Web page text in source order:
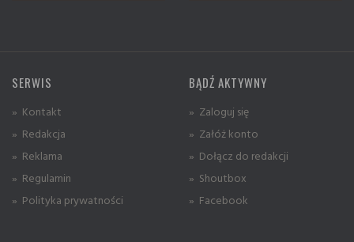
SERWIS
» Kontakt
» Redakcja
» Reklama
» Regulamin
» Polityka prywatności
BĄDŹ AKTYWNY
» Zaloguj się
» Załóż konto
» Dołącz do redakcji
» Shoutbox
» Facebook